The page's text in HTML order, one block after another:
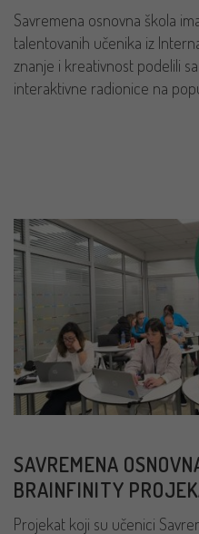
Savremena osnovna škola
talentovanih učenika iz
znanje i kreativnost podelili
interaktivne radionice na
SAVREMENA
BRAINFINITY
Projekat koji su učenici